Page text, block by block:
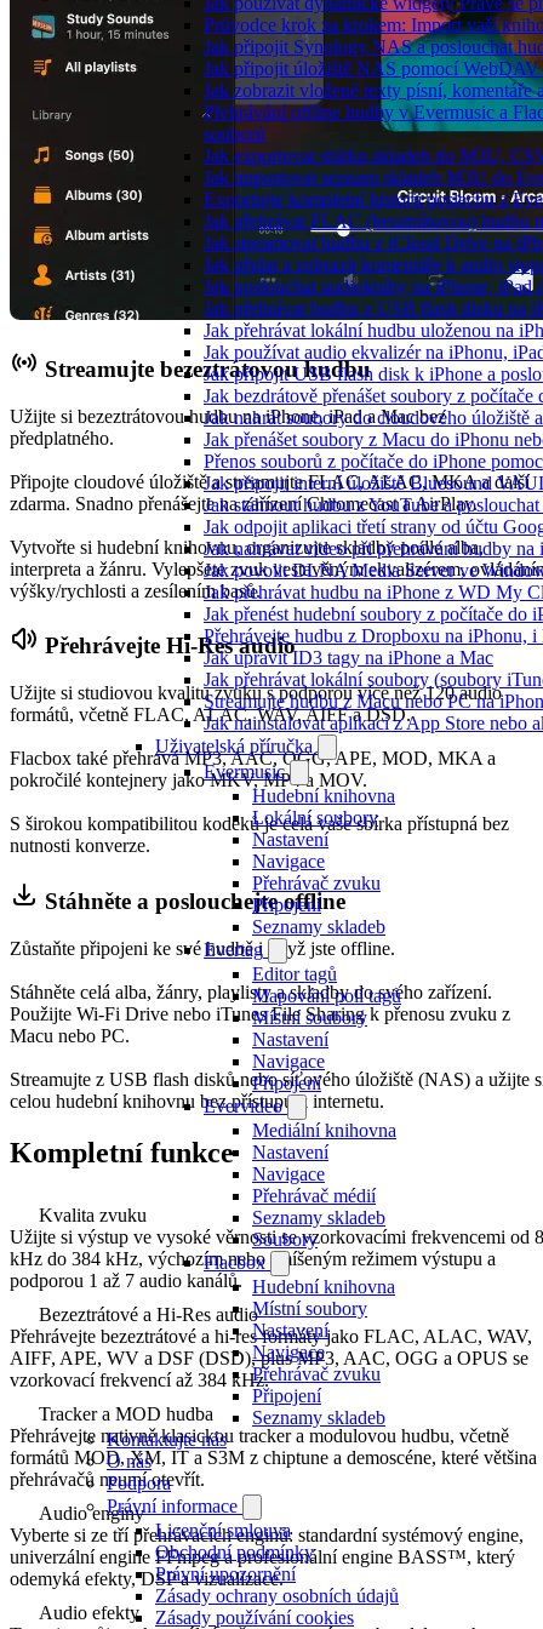
Průvodce krok za krokem: Import vaší
Jak připojit Synology NAS a poslouchat
Jak připojit úložiště NAS pomocí WebDAV
Jak zobrazit vložené texty písní,
Přehrávání offline hudby v Evermusic a
souborů
Jak exportovat sbírku skladeb do M3U,
Jak importovat seznam skladeb M3U do
Exportujte kompletní historii poslechu z
Jak přehrávat FLAC (bezztrátovou) hudbu
Jak streamovat hudbu z iCloud Drive na
Jak přidat a zobrazit komentáře k audio
Jak poslouchat audioknihy na iPhone, iPad
Jak přehrávat hudbu z USB flash disku na
Jak přehrávat lokální hudbu uloženou na
Jak používat audio ekvalizér na iPhonu,
Jak připojit USB flash disk k iPhone a
Jak bezdrátově přenášet soubory z
Jak nahrát soubory do cloudového
Jak přenášet soubory z Macu do iPhonu
Přenos souborů z počítače do iPhone
Jak připojit interní úložiště Bluesound
Jak stáhnout hudbu z YouTube a
Jak odpojit aplikaci třetí strany od účtu
Jak nahrávat video při přehrávání hudby na
Jak povolit DLNA Media Server ve
Jak přehrávat hudbu na iPhone z WD My
Jak přenést hudební soubory z počítače
Přehrávejte hudbu z Dropboxu na iPhonu,
Jak upravit ID3 tagy na iPhone a Mac
Jak přehrávat lokální soubory (soubory
Streamujte hudbu z Macu nebo PC na
Jak nainstalovat aplikaci z App Store nebo
Uživatelská příručka
Evermusic
Hudební knihovna
Lokální soubory
Nastavení
Navigace
Přehrávač zvuku
Připojení
Seznamy skladeb
Evertag
Editor tagů
Mapování polí tagů
Místní soubory
Nastavení
Navigace
Připojení
Evervideo
Mediální knihovna
Nastavení
Navigace
Přehrávač médií
Seznamy skladeb
Soubory
Flacbox
Hudební knihovna
Místní soubory
Nastavení
Navigace
Přehrávač zvuku
Připojení
Seznamy skladeb
Kontaktujte nás
O nás
Podpora
Právní informace
Licenční smlouva
Obchodní podmínky
Právní upozornění
Zásady ochrany osobních údajů
Zásady používání cookies
Streamujte bezeztrátovou hudbu
Užijte si bezeztrátovou hudbu na iPhone, iPad a Mac bez
předplatného.
Připojte cloudové úložiště a streamujte FLAC, ALAC, MKA a další
zdarma. Snadno přenášejte na zařízení Chromecast a AirPlay.
Vytvořte si hudební knihovnu, organizujte skladby podle alba,
interpreta a žánru. Vylepšete zvuk vestavěným ekvalizérem,
výšky/rychlosti a zesílením basů.
Přehrávejte Hi-Res audio
Užijte si studiovou kvalitu zvuku s podporou více než 120 audio
formátů, včetně FLAC, ALAC, WAV, AIFF a DSD.
Flacbox také přehrává MP3, AAC, OGG, APE, MOD, MKA a
pokročilé kontejnery jako MKV, MP4 a MOV.
S širokou kompatibilitou kodeků je celá vaše sbírka přístupná bez
nutnosti konverze.
Stáhněte a poslouchejte offline
Zůstaňte připojeni ke své hudbě i když jste offline.
Stáhněte celá alba, žánry, playlisty a skladby do svého zařízení.
Použijte Wi-Fi Drive nebo iTunes File Sharing k přenosu zvuku z
Macu nebo PC.
Streamujte z USB flash disků nebo síťového úložiště (NAS) a užijte
celou hudební knihovnu bez přístupu k internetu.
Kompletní funkce
Kvalita zvuku
Užijte si výstup ve vysoké věrnosti se vzorkovacími frekvencemi od 8
kHz do 384 kHz, výchozím nebo smíšeným režimem výstupu a
podporou 1 až 7 audio kanálů.
Bezeztrátové a Hi-Res audio
Přehrávejte bezeztrátové a hi-res formáty jako FLAC, ALAC, WAV,
AIFF, APE, WV a DSF (DSD), plus MP3, AAC, OGG a OPUS se
vzorkovací frekvencí až 384 kHz.
Tracker a MOD hudba
Přehrávejte nativně klasickou tracker a modulovou hudbu, včetně
formátů MOD, XM, IT a S3M z chiptune a demoscéne, které většina
přehrávačů neumí otevřít.
Audio enginy
Vyberte si ze tří přehrávacích enginů: standardní systémový engine,
univerzální engine FFmpeg a profesionální engine BASS™, který
odemyká efekty, DSP a vizualizace.
Audio efekty